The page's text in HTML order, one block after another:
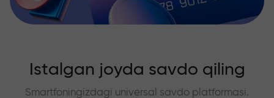
Istalgan joyda savdo qiling
Smartfoningizdagi universal savdo platformasi.